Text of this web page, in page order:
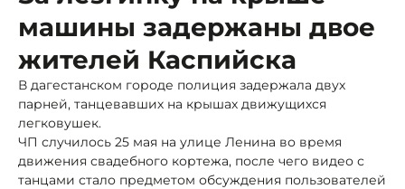
машины задержаны двое
жителей Каспийска
В дагестанском городе полиция задержала двух
парней, танцевавших на крышах движущихся
легковушек.
ЧП случилось 25 мая на улице Ленина во время
движения свадебного кортежа, после чего видео с
танцами стало предметом обсуждения пользователей